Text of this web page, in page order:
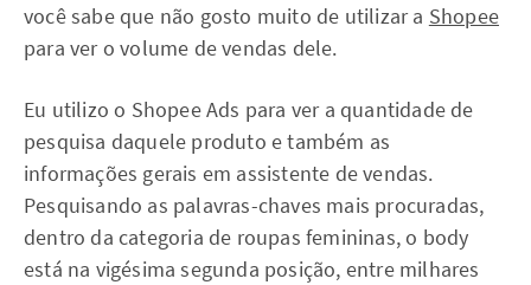
você sabe que não gosto muito de utilizar a Shopee
para ver o volume de vendas dele.
Eu utilizo o Shopee Ads para ver a quantidade de
pesquisa daquele produto e também as
informações gerais em assistente de vendas.
Pesquisando as palavras-chaves mais procuradas,
dentro da categoria de roupas femininas, o body
está na vigésima segunda posição, entre milhares